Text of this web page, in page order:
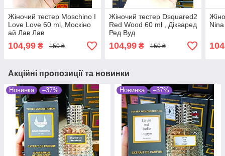
Жіночий тестер Moschino I
Love Love 60 ml, Москіно
ай Лав Лав
104,99 ₴ 150 ₴
Жіночий тестер Dsquared2
Red Wood 60 ml , Дікваред
Ред Вуд
104,99₴ 150 ₴
Акційні пропозиції та новинки
Новинка –37% Новинка –37%